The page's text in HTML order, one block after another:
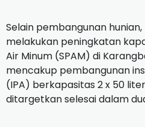
Selain pembangunan
melakukan peningkatan
Air Minum (SPAM) di
mencakup pembangunan
(IPA) berkapasitas 2 x 50
ditargetkan selesai dalam